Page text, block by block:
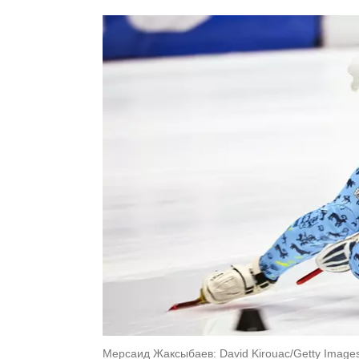
Мерсаид Жаксыбаев: David Kirouac/Getty